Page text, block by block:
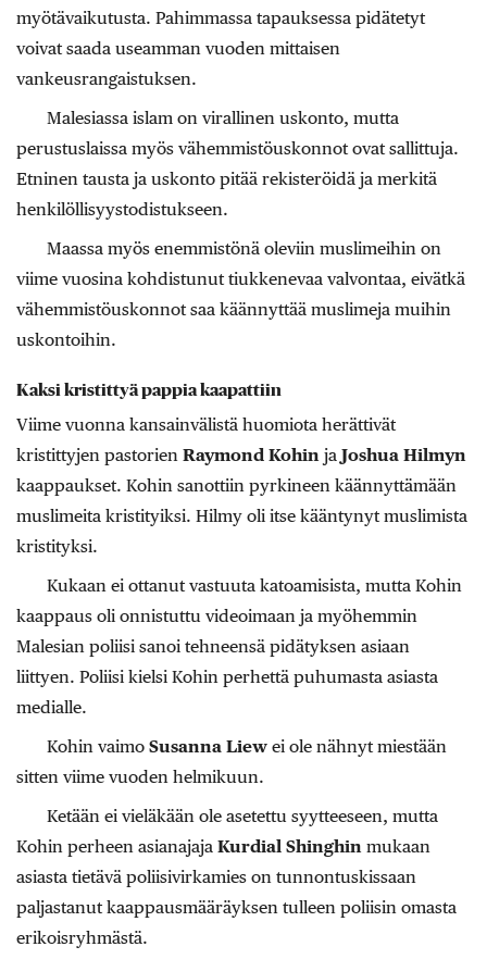
myötävaikutusta. Pahimmassa tapauksessa pidätetyt
voivat saada useamman vuoden mittaisen
vankeusrangaistuksen.
Malesiassa islam on virallinen uskonto, mutta
perustuslaissa myös vähemmistöuskonnot ovat sallittuja.
Etninen tausta ja uskonto pitää rekisteröidä ja merkitä
henkilöllisyystodistukseen.
Maassa myös enemmistönä oleviin muslimeihin on
viime vuosina kohdistunut tiukkenevaa valvontaa, eivätkä
vähemmistöuskonnot saa käännyttää muslimeja muihin
uskontoihin.
Kaksi kristittyä pappia kaapattiin
Viime vuonna kansainvälistä huomiota herättivät
kristittyjen pastorien Raymond Kohin ja Joshua Hilmyn
kaappaukset. Kohin sanottiin pyrkineen käännyttämään
muslimeita kristityiksi. Hilmy oli itse kääntynyt muslimista
kristityksi.
Kukaan ei ottanut vastuuta katoamisista, mutta Kohin
kaappaus oli onnistuttu videoimaan ja myöhemmin
Malesian poliisi sanoi tehneensä pidätyksen asiaan
liittyen. Poliisi kielsi Kohin perhettä puhumasta asiasta
medialle.
Kohin vaimo Susanna Liew ei ole nähnyt miestään
sitten viime vuoden helmikuun.
Ketään ei vieläkään ole asetettu syytteeseen, mutta
Kohin perheen asianajaja Kurdial Shinghin mukaan
asiasta tietävä poliisivirkamies on tunnontuskissaan
paljastanut kaappausmääräyksen tulleen poliisin omasta
erikoisryhmästä.